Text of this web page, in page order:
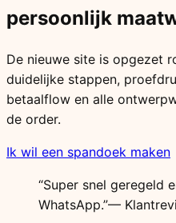
persoonlijk
De nieuwe site is opgezet
duidelijke stappen,
betaalflow en alle
de order.
Ik wil een spandoek maken
“Super snel geregeld
WhatsApp.”—